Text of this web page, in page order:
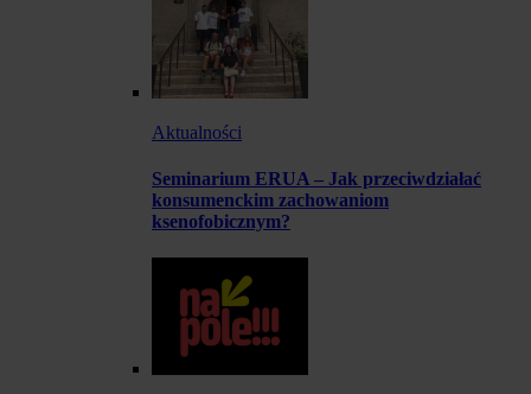
Aktualności
Seminarium ERUA – Jak przeciwdziałać
konsumenckim zachowaniom
ksenofobicznym?